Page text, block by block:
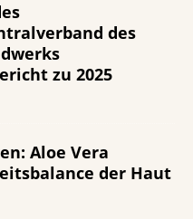
des
zu 2025
Aloe Vera
der Haut